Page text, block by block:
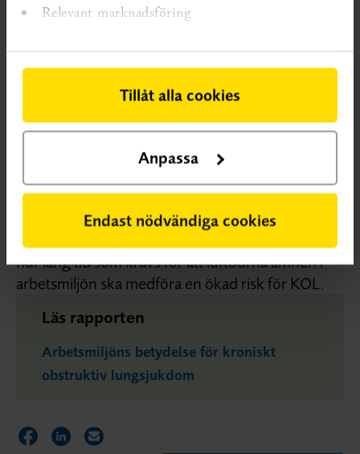
Relevant marknadsföring
Tillåt alla cookies
Anpassa
Endast nödvändiga cookies
– Vi valde att utgå från denna uppdelning, med
tillräckligt många välgjorda studier inom
respektive kategori, för att kunna ge en
övergripande bild av sambanden, säger Martin
Rapportens resultat bygger på 54 vetenskapliga
studier som undersökt arbetsmiljöer i många olika
länder. Resultaten gäller därmed för skilda
kontexter och former av exponeringar. Mer
forskning behövs för att svara på vilka nivåer eller
hur lång tid som krävs för att luftburna ämnen i
arbetsmiljön ska medföra en ökad risk för KOL.
Läs rapporten
Arbetsmiljöns betydelse för kroniskt
obstruktiv lungsjukdom
Dela sidan på Facebook
Dela sidan på LinkedIn
Dela sidan via E-post